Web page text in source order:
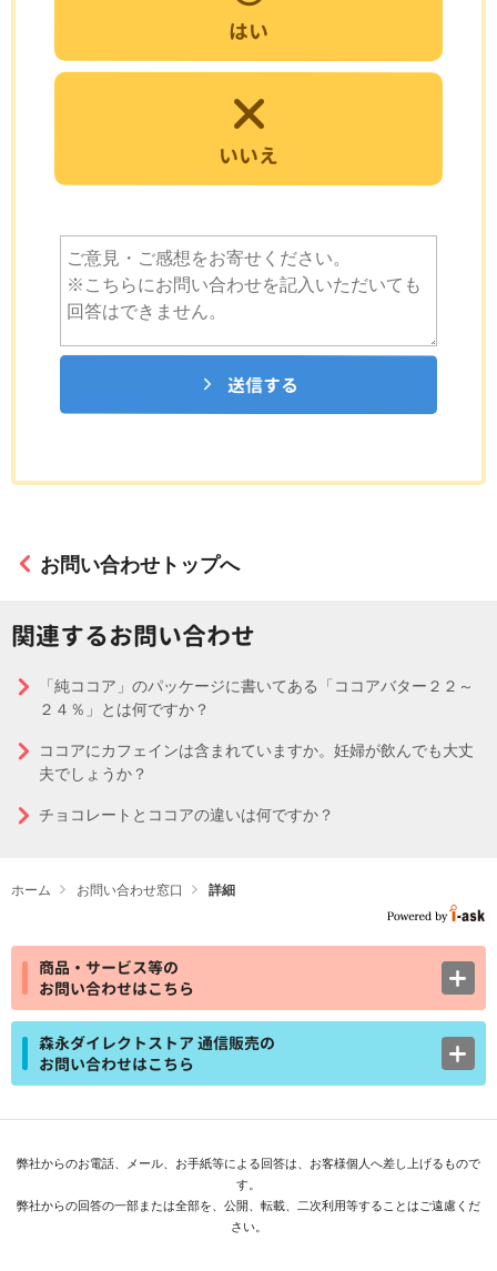
はい
いいえ
送信する
お問い合わせトップへ
関連するお問い合わせ
「純ココア」のパッケージに書いてある「ココアバター２２～
２４％」とは何ですか？
ココアにカフェインは含まれていますか。妊婦が飲んでも大丈
夫でしょうか？
チョコレートとココアの違いは何ですか？
ホーム お問い合わせ窓口 詳細
商品・サービス等の
お問い合わせはこちら
森永ダイレクトストア 通信販売の
お問い合わせはこちら
弊社からのお電話、メール、お手紙等による回答は、お客様個人へ差し上げるもので
す。
弊社からの回答の一部または全部を、公開、転載、二次利用等することはご遠慮くだ
さい。